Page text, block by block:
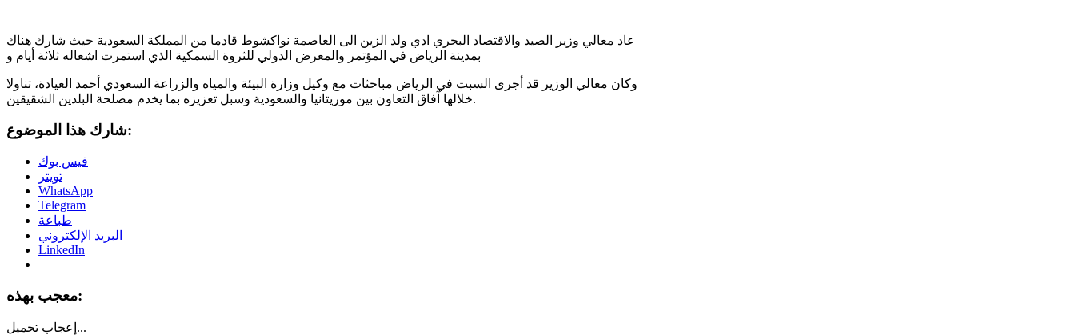
عاد معالي وزير الصيد والاقتصاد البحري ادي ولد الزين الى العاصمة نواكشوط قادما من المملكة السعودية حيث شارك هناك
بمدينة الرياض في المؤتمر والمعرض الدولي للثروة السمكية الذي استمرت اشعاله ثلاثة أيام و
وكان معالي الوزير قد أجرى السبت في الرياض مباحثات مع وكيل وزارة البيئة والمياه والزراعة السعودي أحمد العيادة، تناولا
خلالها آفاق التعاون بين موريتانيا والسعودية وسبل تعزيزه بما يخدم مصلحة البلدين الشقيقين.
شارك هذا الموضوع:
فيس بوك
تويتر
WhatsApp
Telegram
طباعة
البريد الإلكتروني
LinkedIn
معجب بهذه:
إعجاب تحميل...